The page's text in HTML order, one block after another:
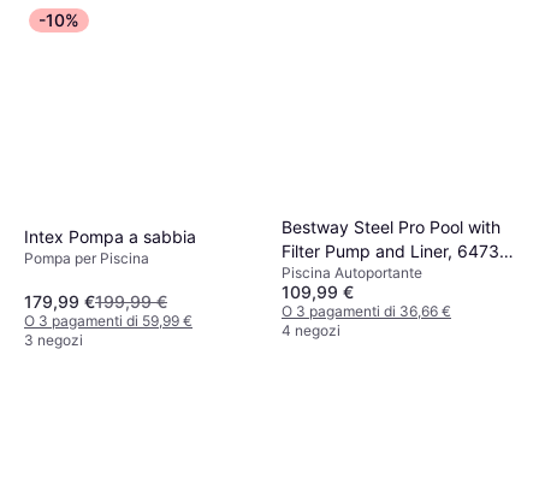
-10%
Intex Pompa a sabbia
Pompa per Piscina
179,99 €199,99 €
O 3 pagamenti di 59,99 €
3 negozi
Bestway Steel Pro Pool with
Filter Pump and Liner, 6473
liters, white, 366 x 76 cm
Piscina Autoportante
109,99 €
O 3 pagamenti di 36,66 €
4 negozi